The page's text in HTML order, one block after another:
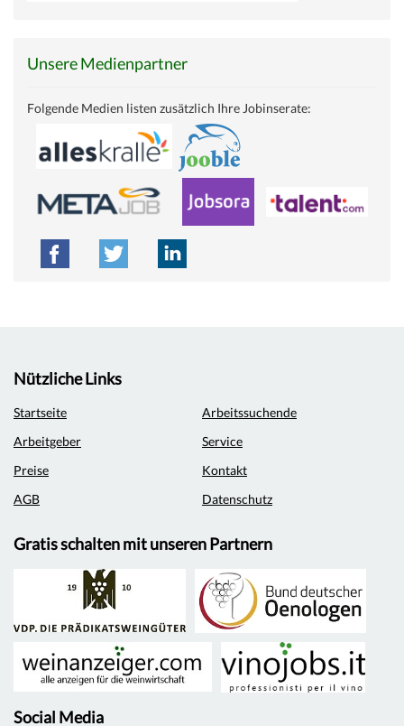
Unsere Medienpartner
Folgende Medien listen zusätzlich Ihre Jobinserate:
Nützliche Links
Startseite
Arbeitssuchende
Arbeitgeber
Service
Preise
Kontakt
AGB
Datenschutz
Gratis schalten mit unseren Partnern
Social Media